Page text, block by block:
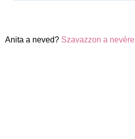
Anita a neved? Szavazzon a nevére